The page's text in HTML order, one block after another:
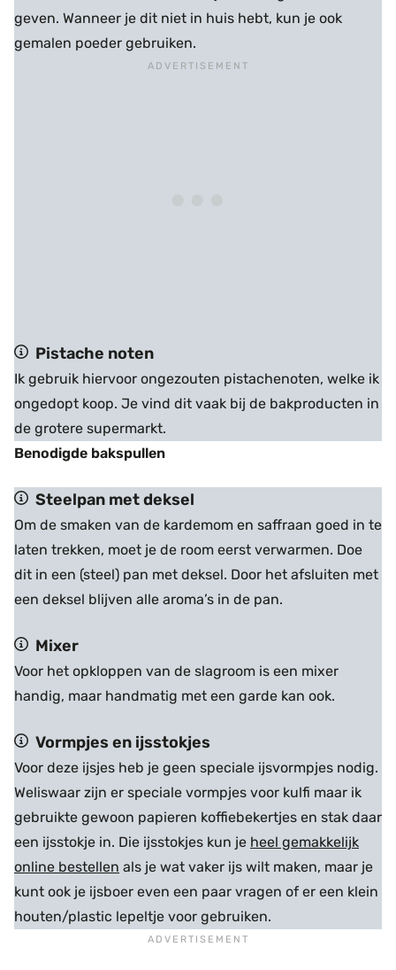
geven. Wanneer je dit niet in huis hebt, kun je ook
gemalen poeder gebruiken.
Pistache noten
Ik gebruik hiervoor ongezouten pistachenoten, welke ik
ongedopt koop. Je vind dit vaak bij de bakproducten in
de grotere supermarkt.
Benodigde bakspullen
Steelpan met deksel
Om de smaken van de kardemom en saffraan goed in te
laten trekken, moet je de room eerst verwarmen. Doe
dit in een (steel) pan met deksel. Door het afsluiten met
een deksel blijven alle aroma’s in de pan.
Mixer
Voor het opkloppen van de slagroom is een mixer
handig, maar handmatig met een garde kan ook.
Vormpjes en ijsstokjes
Voor deze ijsjes heb je geen speciale ijsvormpjes nodig.
Weliswaar zijn er speciale vormpjes voor kulfi maar ik
gebruikte gewoon papieren koffiebekertjes en stak daar
een ijsstokje in. Die ijsstokjes kun je heel gemakkelijk
online bestellen als je wat vaker ijs wilt maken, maar je
kunt ook je ijsboer even een paar vragen of er een klein
houten/plastic lepeltje voor gebruiken.